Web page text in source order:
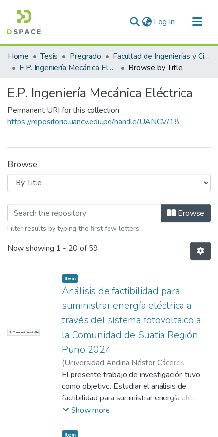
Log In (current)
Communities & Collections
All of DSpace
Home Tesis Pregrado
Facultad de Ingenierías y Ciencias Puras
E.P. Ingeniería Mecánica Eléctrica
Browse by Title
E.P. Ingeniería Mecánica Eléctrica
Permanent URI for this collection
https://repositorio.uancv.edu.pe/handle/UANCV/18
Browse
Browsing E.P. Ingeniería Mecánica
Browse
Filter results by typing the first few letters
Now showing 1 - 20 of 59
No Thumbnail Available
Item
Análisis de factibilidad para
suministrar energía eléctrica a
través del sistema fotovoltaico a
la Comunidad de Suatia Región
Puno 2024
(Universidad Andina Néstor Cáceres
Velásquez,2024)Quispe Torres, Javier
Cristian;Valdivia Cardenas, Salvador
Teodoro;Universidad Andina Néstor
Cáceres Velásquez
El presente trabajo de investigación tuvo
como objetivo. Estudiar el análisis de
factibilidad para suministrar energía eléctrica
a través de un sistema fotovoltaico a la
Método: método hipotético deductivo, de
Show more
Item